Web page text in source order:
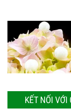
KẾT NỐI VỚI